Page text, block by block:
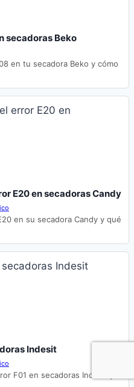
secadoras Beko
en tu secadora Beko y cómo
E20 en secadoras Candy
en su secadora Candy y qué
Indesit
F01 en secadoras Indesit y